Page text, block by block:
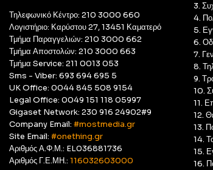
Τηλεφωνικό Κέντρο: 210 3000 660
Λογιστήριο: Καρύστου 27, 13451 Καματερό
Τμήμα Παραγγελιών: 210 3000 662
Τμήμα Αποστολών: 210 3000 663
Τμήμα Service: 211 0013 053
Sms - Viber: 693 694 695 5
UK Office: 0044 845 508 9154
Legal Office: 0049 151 118 05997
Gigaset Network: 230 916 24902#9
Company Email: #mostmedia.gr
Site Email: #onething.gr
Αριθμός Α.Φ.Μ.: EL036881736
Αριθμός Γ.Ε.ΜΗ.: 116032603000
3.
4.
5.
6.
7.
8.
9.
10.
11.
12.
13.
14.
15.
16.